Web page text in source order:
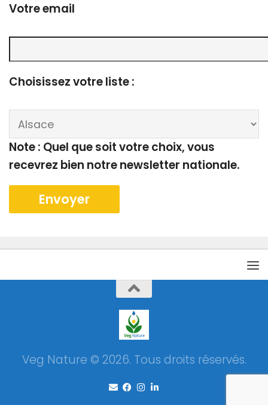
Votre email
Choisissez votre liste :
Note : Quel que soit votre choix, vous
recevrez bien notre newsletter nationale.
Veg Nature © 2026. Tous droits réservés.